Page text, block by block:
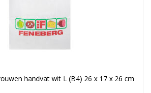
handvat wit L (B4) 26 x 17 x 26 cm